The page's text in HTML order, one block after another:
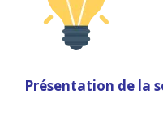
Présentation de la